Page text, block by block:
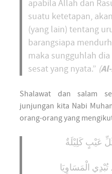
apabila Allah dan
suatu ketetapan,
(yang lain) tentang
barangsiapa
maka sungguhlah
sesat yang nyata.” (
Shalawat dan salam
junjungan kita Nabi
orang-orang yang
عَيْبٍ كَلِيْلَةٌ
الْمَسَاوِيَا